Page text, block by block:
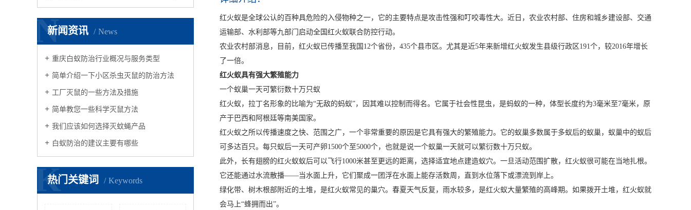
新闻资讯 News
N
重庆白蚁防治行业概况与服务类型
简单介绍一下小区杀虫灭鼠的防治方法
工厂灭鼠的一些方法及措施
简单教您一些科学灭鼠方法
我们应该如何选择灭蚊蝇产品
白蚁防治的建议主要有哪些
热门关键词 Keywords
K
红火蚁是全球公认的百种具危险的入侵物种之一，它的主要特点是攻击性强和叮咬毒性大。近日，农业农村部、住房和城乡建设部、交通
运输部、水利部等九部门启动全国红火蚁联合防控行动。
农业农村部消息，目前，红火蚁已传播至我国12个省份，435个县市区。尤其是近5年来新增红火蚁发生县级行政区191个，较2016年增长
了一倍。
红火蚁具有强大繁殖能力
一个蚁巢一天可繁衍数十万只蚁
红火蚁，拉丁名形象的比喻为“无敌的蚂蚁”，因其难以控制而得名。它属于社会性昆虫，是蚂蚁的一种，体型长度约为3毫米至7毫米，原
产于巴西和阿根廷等南美国家。
红火蚁之所以传播速度之快、范围之广，一个非常重要的原因是它具有强大的繁殖能力。它的蚁巢多数属于多蚁后的蚁巢，蚁巢中的蚁后
可多达百只。每只蚁后一天可产卵1500个至5000个，也就是说一个蚁巢一天就可以繁衍数十万只蚁。
此外，长有翅膀的红火蚁蚁后可以飞行1000米甚至更远的距离，选择适宜地点建造蚁穴。一旦活动范围扩散，红火蚁很可能在当地扎根。
它还能通过水流散播——当水面上升，它们聚成一团浮在水面上能存活数周，直到水位落下或漂流到岸上。
绿化带、树木根部附近的土堆，是红火蚁常见的巢穴。春夏天气反复，雨水较多，是红火蚁大量繁殖的高峰期。如果拨开土堆，红火蚁就
会马上“蜂拥而出”。